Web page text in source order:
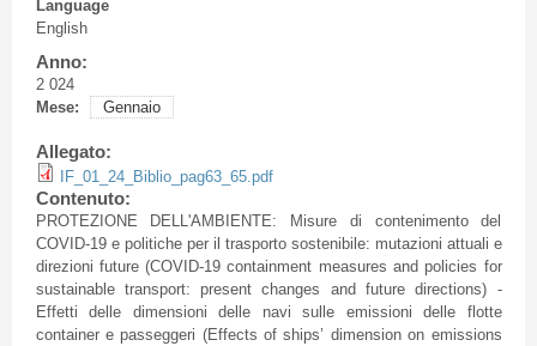
Language
English
Anno:
2 024
Mese:
Gennaio
Allegato:
IF_01_24_Biblio_pag63_65.pdf
Contenuto:
PROTEZIONE DELL'AMBIENTE: Misure di contenimento del
COVID-19 e politiche per il trasporto sostenibile: mutazioni attuali e
direzioni future (COVID-19 containment measures and policies for
sustainable transport: present changes and future directions) -
Effetti delle dimensioni delle navi sulle emissioni delle flotte
container e passeggeri (Effects of ships’ dimension on emissions